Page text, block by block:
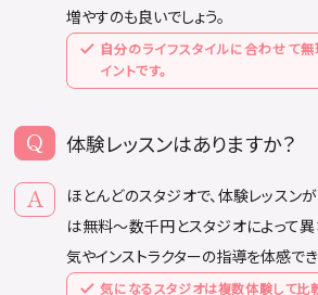
増やすのも良いでしょう。
自分のライフスタイルに合わせて
イントです。
体験レッスンはありますか？
ほとんどのスタジオで、体験レッスン
は無料〜数千円とスタジオによって
気やインストラクターの指導を体感で
気になるスタジオは複数体験して比較